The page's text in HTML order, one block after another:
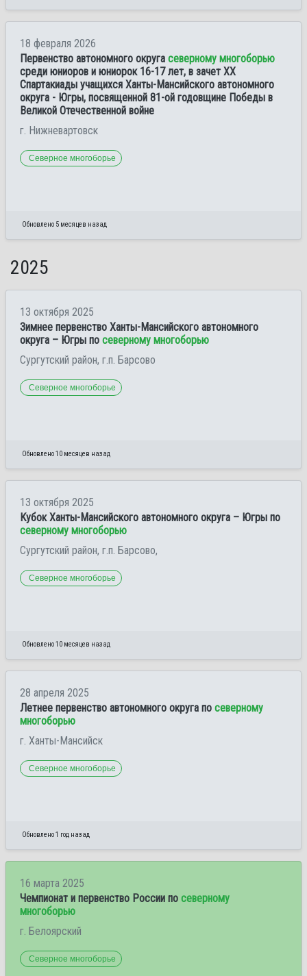
18 февраля 2026
Первенство автономного округа северному многоборью
среди юниоров и юниорок 16-17 лет, в зачет XX
Спартакиады учащихся Ханты-Мансийского автономного
округа - Югры, посвященной 81-ой годовщине Победы в
Великой Отечественной войне
г. Нижневартовск
Северное многоборье
Обновлено 5 месяцев назад
2025
13 октября 2025
Зимнее первенство Ханты-Мансийского автономного
округа – Югры по северному многоборью
Сургутский район, г.п. Барсово
Северное многоборье
Обновлено 10 месяцев назад
13 октября 2025
Кубок Ханты-Мансийского автономного округа – Югры по
северному многоборью
Сургутский район, г.п. Барсово,
Северное многоборье
Обновлено 10 месяцев назад
28 апреля 2025
Летнее первенство автономного округа по северному
многоборью
г. Ханты-Мансийск
Северное многоборье
Обновлено 1 год назад
16 марта 2025
Чемпионат и первенство России по северному
многоборью
г. Белоярский
Северное многоборье